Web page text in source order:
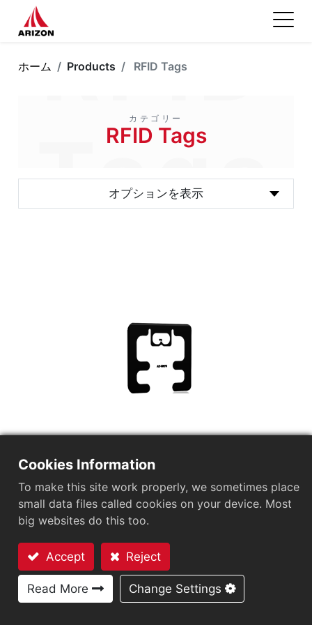
ホーム Products RFID Tags
カテゴリー
RFID Tags
RFID
Tags
オプションを表示
AZ-GR78
応用分野
ブランド保護タグ
Impinj M700 Series
アンテナサイズ（mm）
50x40
User Memory
0/32 bits
お問い合わせ
Cookies Information
To make this site work properly, we sometimes place
small data files called cookies on your device. Most
big websites do this too.
Accept Reject
Read More Change Settings